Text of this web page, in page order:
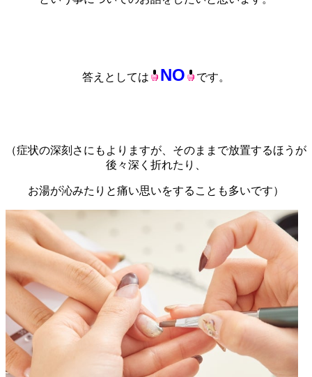
答えとしては NO です。
（症状の深刻さにもよりますが、そのままで放置するほうが
後々深く折れたり、
お湯が沁みたりと痛い思いをすることも多いです）